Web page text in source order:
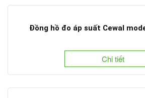
Đồng hồ đo áp suất Cewal
Chi tiết